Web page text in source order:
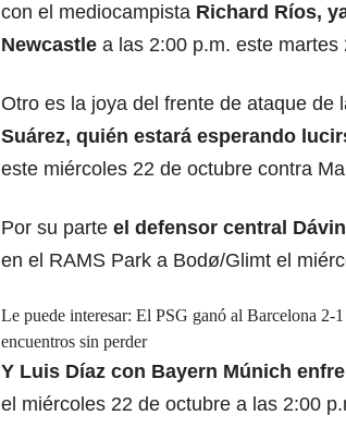
con el mediocampista Richard Ríos,
Newcastle a las 2:00 p.m. este martes
Otro es la joya del frente de ataque de
Suárez, quién estará esperando
este miércoles 22 de octubre contra
Por su parte el defensor central
en el RAMS Park a Bodø/Glimt el
Le puede interesar: El PSG ganó al Barcelona 2-
encuentros sin perder
Y Luis Díaz con Bayern Múnich
el miércoles 22 de octubre a las 2:00